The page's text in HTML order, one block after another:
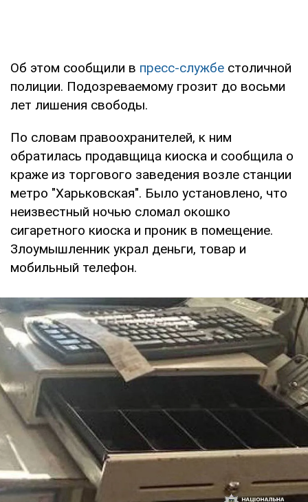
Об этом сообщили в пресс-службе столичной
полиции. Подозреваемому грозит до восьми
лет лишения свободы.
По словам правоохранителей, к ним
обратилась продавщица киоска и сообщила о
краже из торгового заведения возле станции
метро "Харьковская". Было установлено, что
неизвестный ночью сломал окошко
сигаретного киоска и проник в помещение.
Злоумышленник украл деньги, товар и
мобильный телефон.